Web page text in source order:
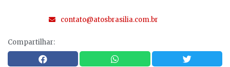
contato@atosbrasilia.com.br
Compartilhar: